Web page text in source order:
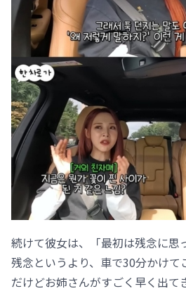
続けて彼女は、「最初は残念に思
残念というより、車で30分かけて
だけどお姉さんがすごく早く出て